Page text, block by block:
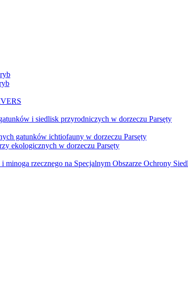
i siedlisk przyrodniczych w dorzeczu Parsęty
gatunków ichtiofauny w dorzeczu Parsęty
ekologicznych w dorzeczu Parsęty
i minoga rzecznego na Specjalnym Obszarze Ochrony